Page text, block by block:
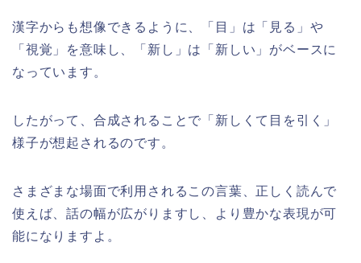
漢字からも想像できるように、「目」は「見る」や
「視覚」を意味し、「新し」は「新しい」がベースに
なっています。
したがって、合成されることで「新しくて目を引く」
様子が想起されるのです。
さまざまな場面で利用されるこの言葉、正しく読んで
使えば、話の幅が広がりますし、より豊かな表現が可
能になりますよ。